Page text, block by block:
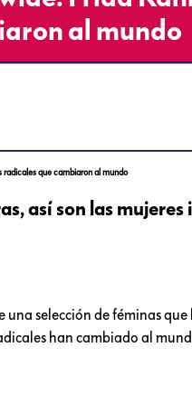
al mundo
que cambiaron al mundo
así son las
una selección de féminas
han cambiado al